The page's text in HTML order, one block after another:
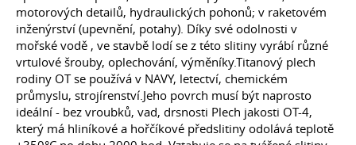
motorových detailů, hydraulických pohonů; v raketovém
inženýrství (upevnění, potahy). Díky své odolnosti v
mořské vodě , ve stavbě lodí se z této slitiny vyrábí různé
vrtulové šrouby, oplechování, výměníky.Titanový plech
rodiny OT se používá v NAVY, letectví, chemickém
průmyslu, strojírenství.Jeho povrch musí být naprosto
ideální - bez vroubků, vad, drsnosti Plech jakosti OT-4,
který má hliníkové a hořčíkové předslitiny odolává teplotě